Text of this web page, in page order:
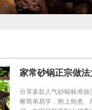
家常砂锅正宗做
分享多款人气砂锅标准
晰简单易学，附上炖煮